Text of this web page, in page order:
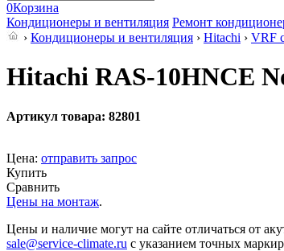
0Корзина
Кондиционеры и вентиляция Ремонт
› Кондиционеры и вентиляция › Hitachi › VRF
Hitachi RAS-10HNCE
Артикул товара: 82801
Цена: отправить запрос
Купить
Сравнить
Цены на монтаж.
Цены и наличие могут на сайте отличаться от
sale@service-climate.ru с указанием точных